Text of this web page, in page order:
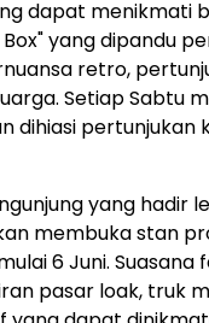
dapat menikmati
yang dipandu
retro,
Setiap Sabtu
dihiasi pertunjukan
yang hadir
membuka stan
6 Juni.
pasar loak, truk